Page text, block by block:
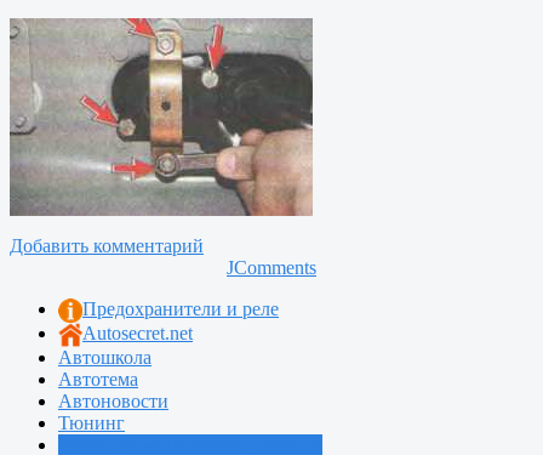
Добавить комментарий
JComments
Предохранители и реле
Autosecret.net
Автошкола
Автотема
Автоновости
Тюнинг